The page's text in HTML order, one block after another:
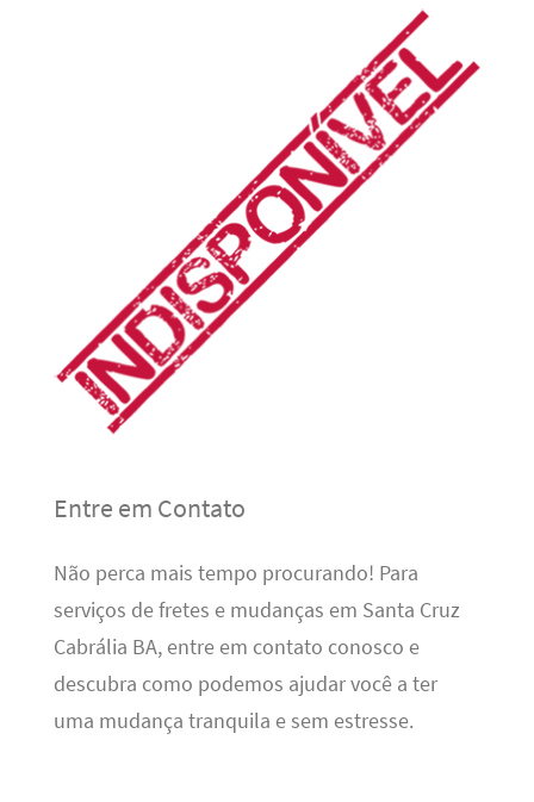
Entre em Contato
Não perca mais tempo procurando! Para
serviços de fretes e mudanças em Santa Cruz
Cabrália BA, entre em contato conosco e
descubra como podemos ajudar você a ter
uma mudança tranquila e sem estresse.